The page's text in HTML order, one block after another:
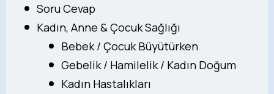
Soru Cevap
Kadın, Anne & Çocuk Sağlığı
Bebek / Çocuk Büyütürken
Gebelik / Hamilelik / Kadın Doğum
Kadın Hastalıkları